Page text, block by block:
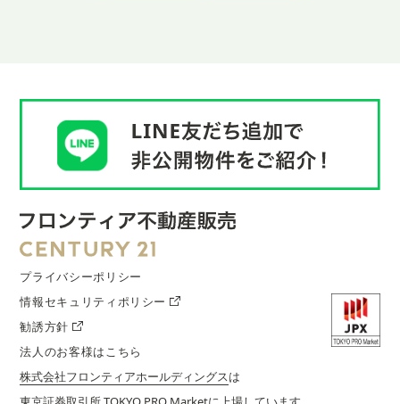
プライバシーポリシー
情報セキュリティポリシー
勧誘方針
法人のお客様はこちら
株式会社フロンティアホールディングスは